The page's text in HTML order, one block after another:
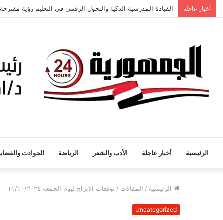
أخبار عاجلة كلمة الاستاذ الدكتور السيدة محمود وكيل الكلية للدراسات
الرئيسية أخبار عاجلة الأدب والشعر الرياضة الحوادث
الرئيسية / المقالات / توقعات الابراج ليوم الجمعه ١١/١٠/٢٠٢٤
Uncategorized